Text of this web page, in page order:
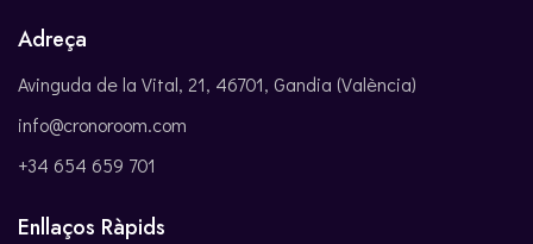
Adreça
Avinguda de la Vital, 21, 46701, Gandia (València)
info@cronoroom.com
+34 654 659 701
Enllaços Ràpids